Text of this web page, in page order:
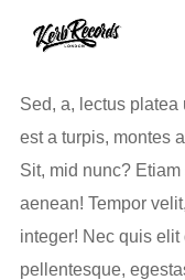
Sed, a, lectus
est a turpis, montes
Sit, mid nunc?
aenean! Tempor
integer! Nec quis
pellentesque,